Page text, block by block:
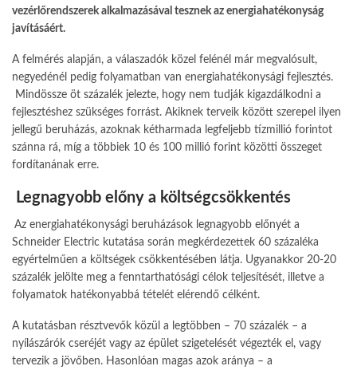
vezérlőrendszerek alkalmazásával tesznek az energiahatékonyság
javításáért.
A felmérés alapján, a válaszadók közel felénél már megvalósult,
negyedénél pedig folyamatban van energiahatékonysági fejlesztés.
Mindössze öt százalék jelezte, hogy nem tudják kigazdálkodni a
fejlesztéshez szükséges forrást. Akiknek terveik között szerepel ilyen
jellegű beruházás, azoknak kétharmada legfeljebb tízmillió forintot
szánna rá, míg a többiek 10 és 100 millió forint közötti összeget
fordítanának erre.
Legnagyobb előny a költségcsökkentés
Az energiahatékonysági beruházások legnagyobb előnyét a
Schneider Electric kutatása során megkérdezettek 60 százaléka
egyértelműen a költségek csökkentésében látja. Ugyanakkor 20-20
százalék jelölte meg a fenntarthatósági célok teljesítését, illetve a
folyamatok hatékonyabbá tételét elérendő célként.
A kutatásban résztvevők közül a legtöbben – 70 százalék – a
nyílászárók cseréjét vagy az épület szigetelését végezték el, vagy
tervezik a jövőben. Hasonlóan magas azok aránya – a